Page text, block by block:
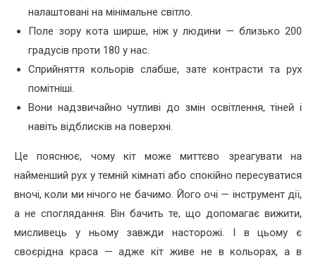
налаштовані на мінімальне світло.
Поле зору кота ширше, ніж у людини — близько 200
градусів проти 180 у нас.
Сприйняття кольорів слабше, зате контрасти та рух
помітніші.
Вони надзвичайно чутливі до змін освітлення, тіней і
навіть відблисків на поверхні.
Це пояснює, чому кіт може миттєво зреагувати на
найменший рух у темній кімнаті або спокійно пересуватися
вночі, коли ми нічого не бачимо. Його очі — інструмент дії,
а не споглядання. Він бачить те, що допомагає вижити,
мисливець у ньому завжди насторожі. І в цьому є
своєрідна краса — адже кіт живе не в кольорах, а в